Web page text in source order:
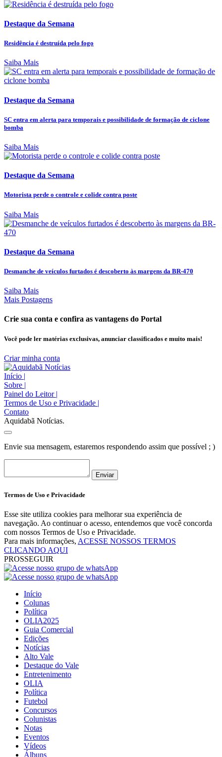
Destaque da Semana
Residência é destruída pelo fogo
Saiba Mais
Destaque da Semana
SC entra em alerta para temporais e possibilidade de formação de ciclone
bomba
Saiba Mais
Destaque da Semana
Motorista perde o controle e colide contra poste
Saiba Mais
Destaque da Semana
Desmanche de veículos furtados é descoberto às margens da BR-470
Saiba Mais
Mais Postagens
Crie sua conta e confira as vantagens do Portal
Você pode ler matérias exclusivas, anunciar classificados e muito mais!
Criar minha conta
Início |
Sobre |
Painel do Leitor |
Termos de Uso e Privacidade |
Contato
Aquidabã Notícias.
Envie sua mensagem, estaremos respondendo assim que possível ; )
Enviar
Termos de Uso e Privacidade
Esse site utiliza cookies para melhorar sua experiência de
navegação. Ao continuar o acesso, entendemos que você concorda
com nossos Termos de Uso e Privacidade.
Para mais informações, ACESSE NOSSOS TERMOS
CLICANDO AQUI
PROSSEGUIR
Início
Colunas
Política
OLIA2025
Guia Comercial
Edições
Notícias
Alto Vale
Destaque do Vale
Entretenimento
OLIA
Política
Futebol
Concursos
Colunistas
Notas
Eventos
Vídeos
Álbuns